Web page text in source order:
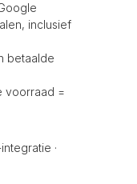
inclusief
betaalde
voorraad =
·